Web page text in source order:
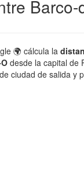
🌍 cálcula la
desde la capital de
ciudad de salida y